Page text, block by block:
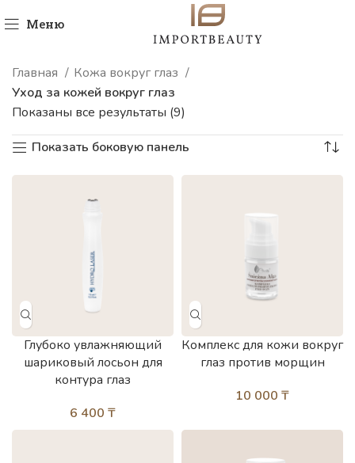
Меню
Главная
Кожа вокруг глаз
Уход за кожей вокруг глаз
Показаны все результаты (9)
Показать боковую панель
Глубоко увлажняющий
шариковый лосьон для
контура глаз
6 400 ₸
Комплекс для кожи вокруг
глаз против морщин
10 000 ₸